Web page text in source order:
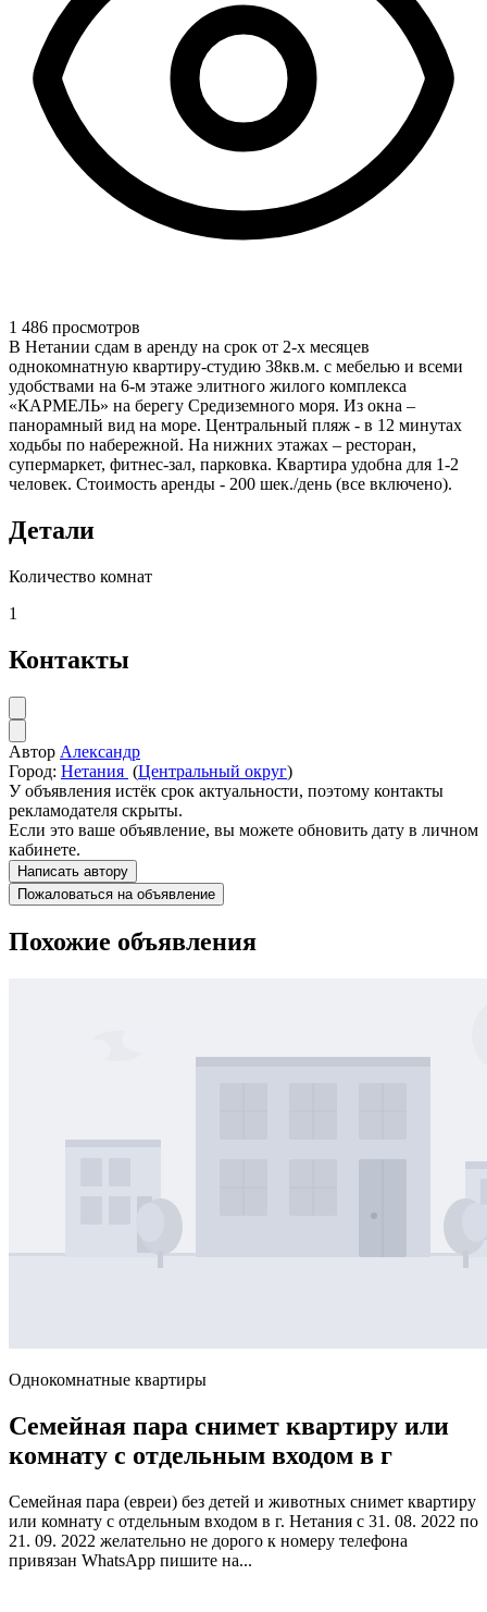
1 486 просмотров
В Нетании сдам в аренду на срок от 2-х месяцев
однокомнатную квартиру-студию 38кв.м. с мебелью и всеми
удобствами на 6-м этаже элитного жилого комплекса
«КАРМЕЛЬ» на берегу Средиземного моря. Из окна –
панорамный вид на море. Центральный пляж - в 12 минутах
ходьбы по набережной. На нижних этажах – ресторан,
супермаркет, фитнес-зал, парковка. Квартира удобна для 1-2
человек. Стоимость аренды - 200 шек./день (все включено).
Детали
Количество комнат
1
Контакты
Автор Александр
Город: Нетания (Центральный округ)
У объявления истёк срок актуальности, поэтому контакты
рекламодателя скрыты.
Если это ваше объявление, вы можете обновить дату в личном
кабинете.
Написать автору
Пожаловаться на объявление
Похожие объявления
Однокомнатные квартиры
Семейная пара снимет квартиру или
комнату с отдельным входом в г
Семейная пара (евреи) без детей и животных снимет квартиру
или комнату с отдельным входом в г. Нетания с 31. 08. 2022 по
21. 09. 2022 желательно не дорого к номеру телефона
привязан WhatsApp пишите на...